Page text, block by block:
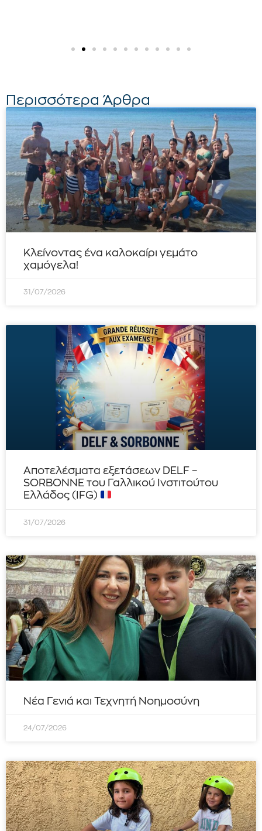
Περισσότερα Άρθρα
Κλείνοντας ένα καλοκαίρι γεμάτο
χαμόγελα!
31/07/2026
Αποτελέσματα εξετάσεων DELF –
SORBONNE του Γαλλικού Ινστιτούτου
Ελλάδος (IFG)
31/07/2026
Νέα Γενιά και Τεχνητή Νοημοσύνη
24/07/2026